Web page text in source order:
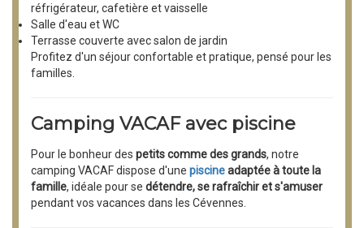
réfrigérateur, cafetière et vaisselle
Salle d'eau et WC
Terrasse couverte avec salon de jardin
Profitez d'un séjour confortable et pratique, pensé pour les
familles.
Camping VACAF avec piscine
Pour le bonheur des petits comme des grands, notre
camping VACAF dispose d'une piscineadaptée à toute la
famille, idéale pour se détendre, se rafraîchir et s'amuser
pendant vos vacances dans les Cévennes.